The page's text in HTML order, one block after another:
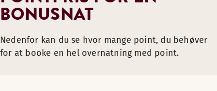
BONUSNAT
Nedenfor kan du se hvor mange point, du behøver
for at booke en hel overnatning med point.
VÆRD AT VIDE
TILBUD PÅ BONUSNÆTTER I DANMARK